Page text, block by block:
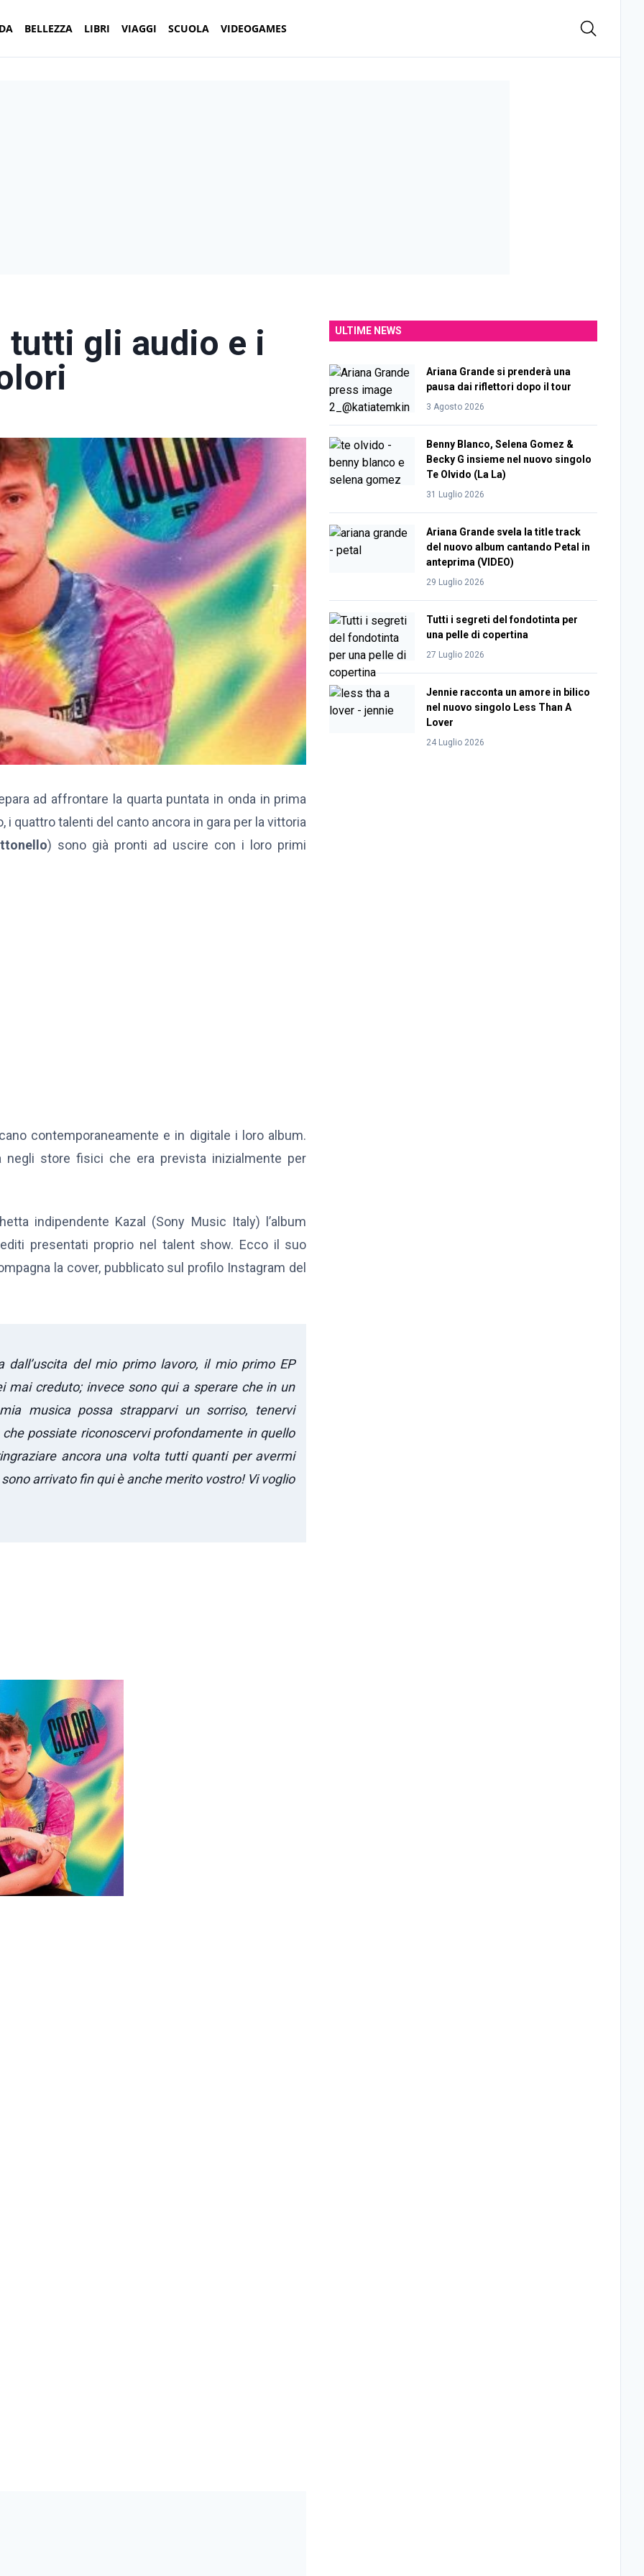
BELLEZZA LIBRI VIAGGI SCUOLA VIDEOGAMES
tutti gli audio e i
ad affrontare la quarta puntata in onda in prima
i quattro talenti del canto ancora in gara per la vittoria
) sono già pronti ad uscire con i loro primi
contemporaneamente e in digitale i loro album.
negli store fisici che era prevista inizialmente per
indipendente Kazal (Sony Music Italy) l’album
presentati proprio nel talent show. Ecco il suo
la cover, pubblicato sul profilo Instagram del
del mio primo lavoro, il mio primo EP
mai creduto; invece sono qui a sperare che in un
musica possa strapparvi un sorriso, tenervi
possiate riconoscervi profondamente in quello
ancora una volta tutti quanti per avermi
arrivato fin qui è anche merito vostro! Vi voglio
ULTIME NEWS
Ariana Grande si prenderà una
pausa dai riflettori dopo il tour
3 Agosto 2026
Benny Blanco, Selena Gomez &
Becky G insieme nel nuovo singolo
Te Olvido (La La)
31 Luglio 2026
Ariana Grande svela la title track
del nuovo album cantando Petal in
anteprima (VIDEO)
29 Luglio 2026
Tutti i segreti del fondotinta per
una pelle di copertina
27 Luglio 2026
Jennie racconta un amore in bilico
nel nuovo singolo Less Than A
Lover
24 Luglio 2026